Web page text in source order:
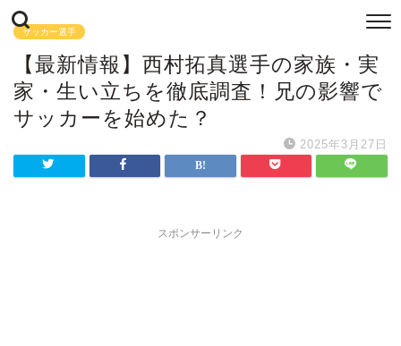
サッカー選手
【最新情報】西村拓真選手の家族・実
家・生い立ちを徹底調査！兄の影響で
サッカーを始めた？
2025年3月27日
スポンサーリンク